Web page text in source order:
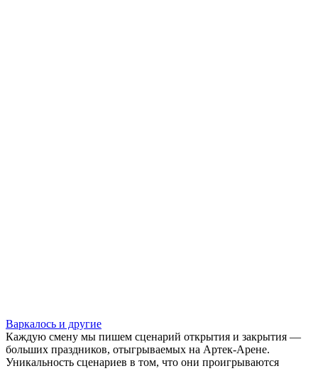
Варкалось и другие
Каждую смену мы пишем сценарий открытия и закрытия —
больших праздников, отыгрываемых на Артек-Арене.
Уникальность сценариев в том, что они проигрываются